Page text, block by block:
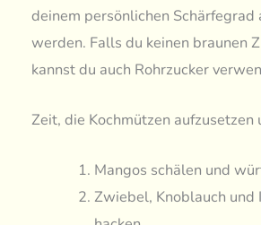
deinem persönlichen Schärfegrad
werden. Falls du keinen braunen
kannst du auch Rohrzucker
Zeit, die Kochmützen aufzusetzen
Mangos schälen und
Zwiebel, Knoblauch und